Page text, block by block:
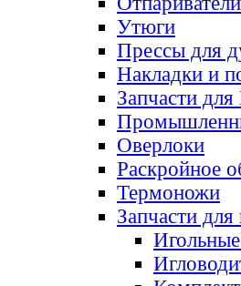
Утюги
Прессы для
Накладки и
Запчасти
Оверлоки
Раскройное
Термоножи
Запчасти